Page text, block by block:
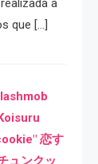
a
que […]
恋す
ュンクッ